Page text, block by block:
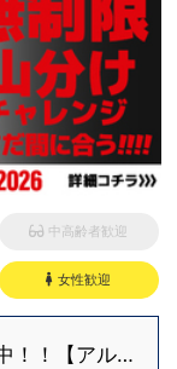
中高齢者歓迎
女性歓迎
！！【アルバ